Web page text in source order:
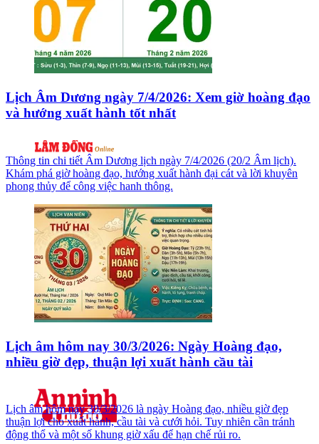
Lịch Âm Dương ngày 7/4/2026: Xem giờ hoàng đạo
và hướng xuất hành tốt nhất
Thông tin chi tiết Âm Dương lịch ngày 7/4/2026 (20/2 Âm lịch).
Khám phá giờ hoàng đạo, hướng xuất hành đại cát và lời khuyên
phong thủy để công việc hanh thông.
Lịch âm hôm nay 30/3/2026: Ngày Hoàng đạo,
nhiều giờ đẹp, thuận lợi xuất hành cầu tài
Lịch âm hôm nay 30/3/2026 là ngày Hoàng đạo, nhiều giờ đẹp
thuận lợi cho xuất hành, cầu tài và cưới hỏi. Tuy nhiên cần tránh
động thổ và một số khung giờ xấu để hạn chế rủi ro.